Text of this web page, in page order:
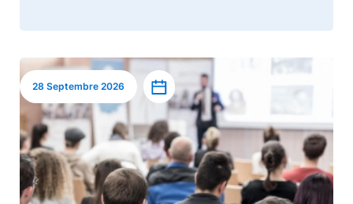
Image
28 Septembre 2026 Ajouter à l’agenda